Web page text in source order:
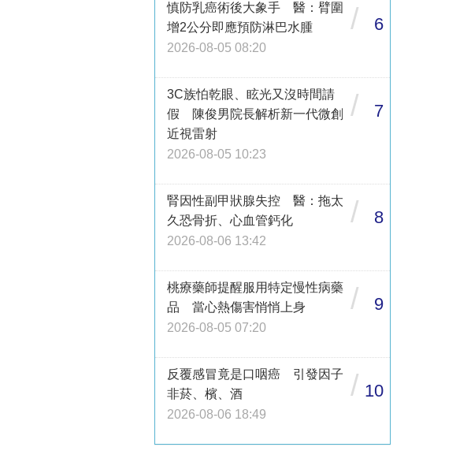
慎防乳癌術後大象手 醫：臂圍
增2公分即應預防淋巴水腫
2026-08-05 08:20
/ 6
3C族怕乾眼、眩光又沒時間請
假 陳俊男院長解析新一代微創
近視雷射
2026-08-05 10:23
/ 7
腎因性副甲狀腺失控 醫：拖太
久恐骨折、心血管鈣化
2026-08-06 13:42
/ 8
桃療藥師提醒服用特定慢性病藥
品 當心熱傷害悄悄上身
2026-08-05 07:20
/ 9
反覆感冒竟是口咽癌 引發因子
非菸、檳、酒
2026-08-06 18:49
/ 10